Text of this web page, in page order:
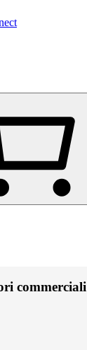
commerciali